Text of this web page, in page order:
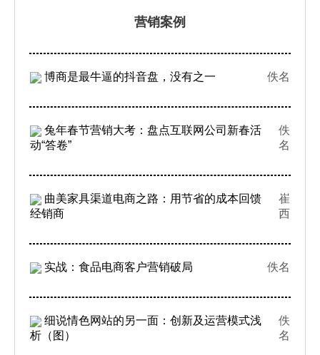
营销案例
博商是最牛逼的抖音盘，没有之一 佚名
兔年春节营销大考：盘点互联网公司新春活
动“答卷”
佚
名
曲美家具渠道电商之路：用节省的成本回馈
经销商
崔
西
实战：食品电商客户营销破局 佚名
细说情色网站的另一面：创新及运营模式浅
析（图）
佚
名